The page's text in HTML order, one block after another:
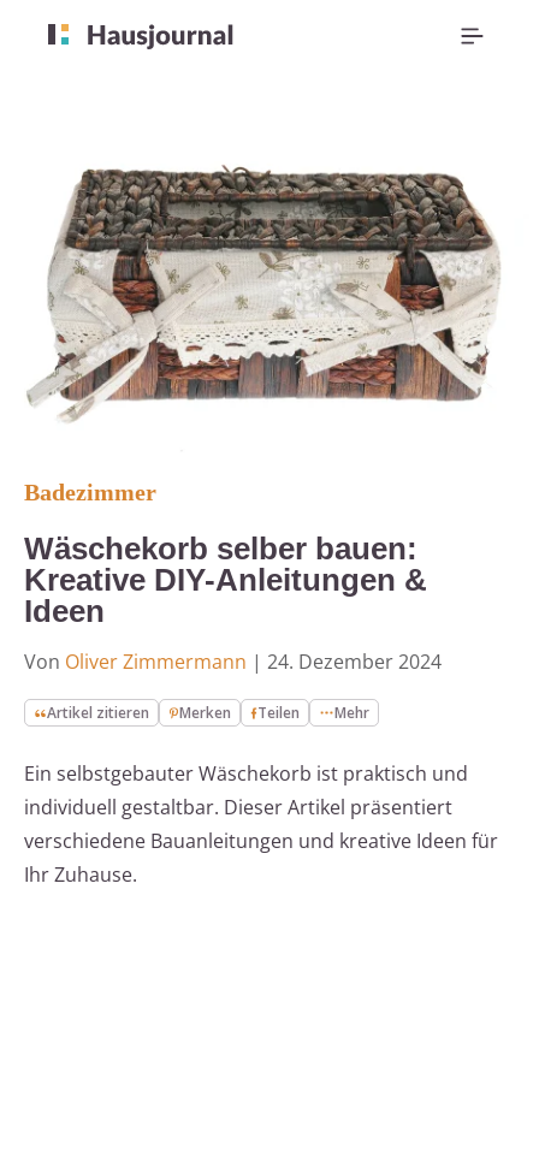
Badezimmer
Wäschekorb selber bauen:
Kreative DIY-Anleitungen &
Ideen
Von Oliver Zimmermann | 24. Dezember 2024
Artikel zitieren Merken Teilen Mehr
Ein selbstgebauter Wäschekorb ist praktisch und
individuell gestaltbar. Dieser Artikel präsentiert
verschiedene Bauanleitungen und kreative Ideen für
Ihr Zuhause.